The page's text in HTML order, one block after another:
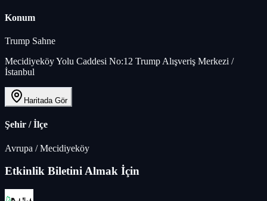
Konum
Trump Sahne
Mecidiyeköy Yolu Caddesi No:12 Trump Alışveriş Merkezi /
İstanbul
Haritada Gör
Şehir / İlçe
Avrupa /Mecidiyeköy
Etkinlik Biletini Almak İçin